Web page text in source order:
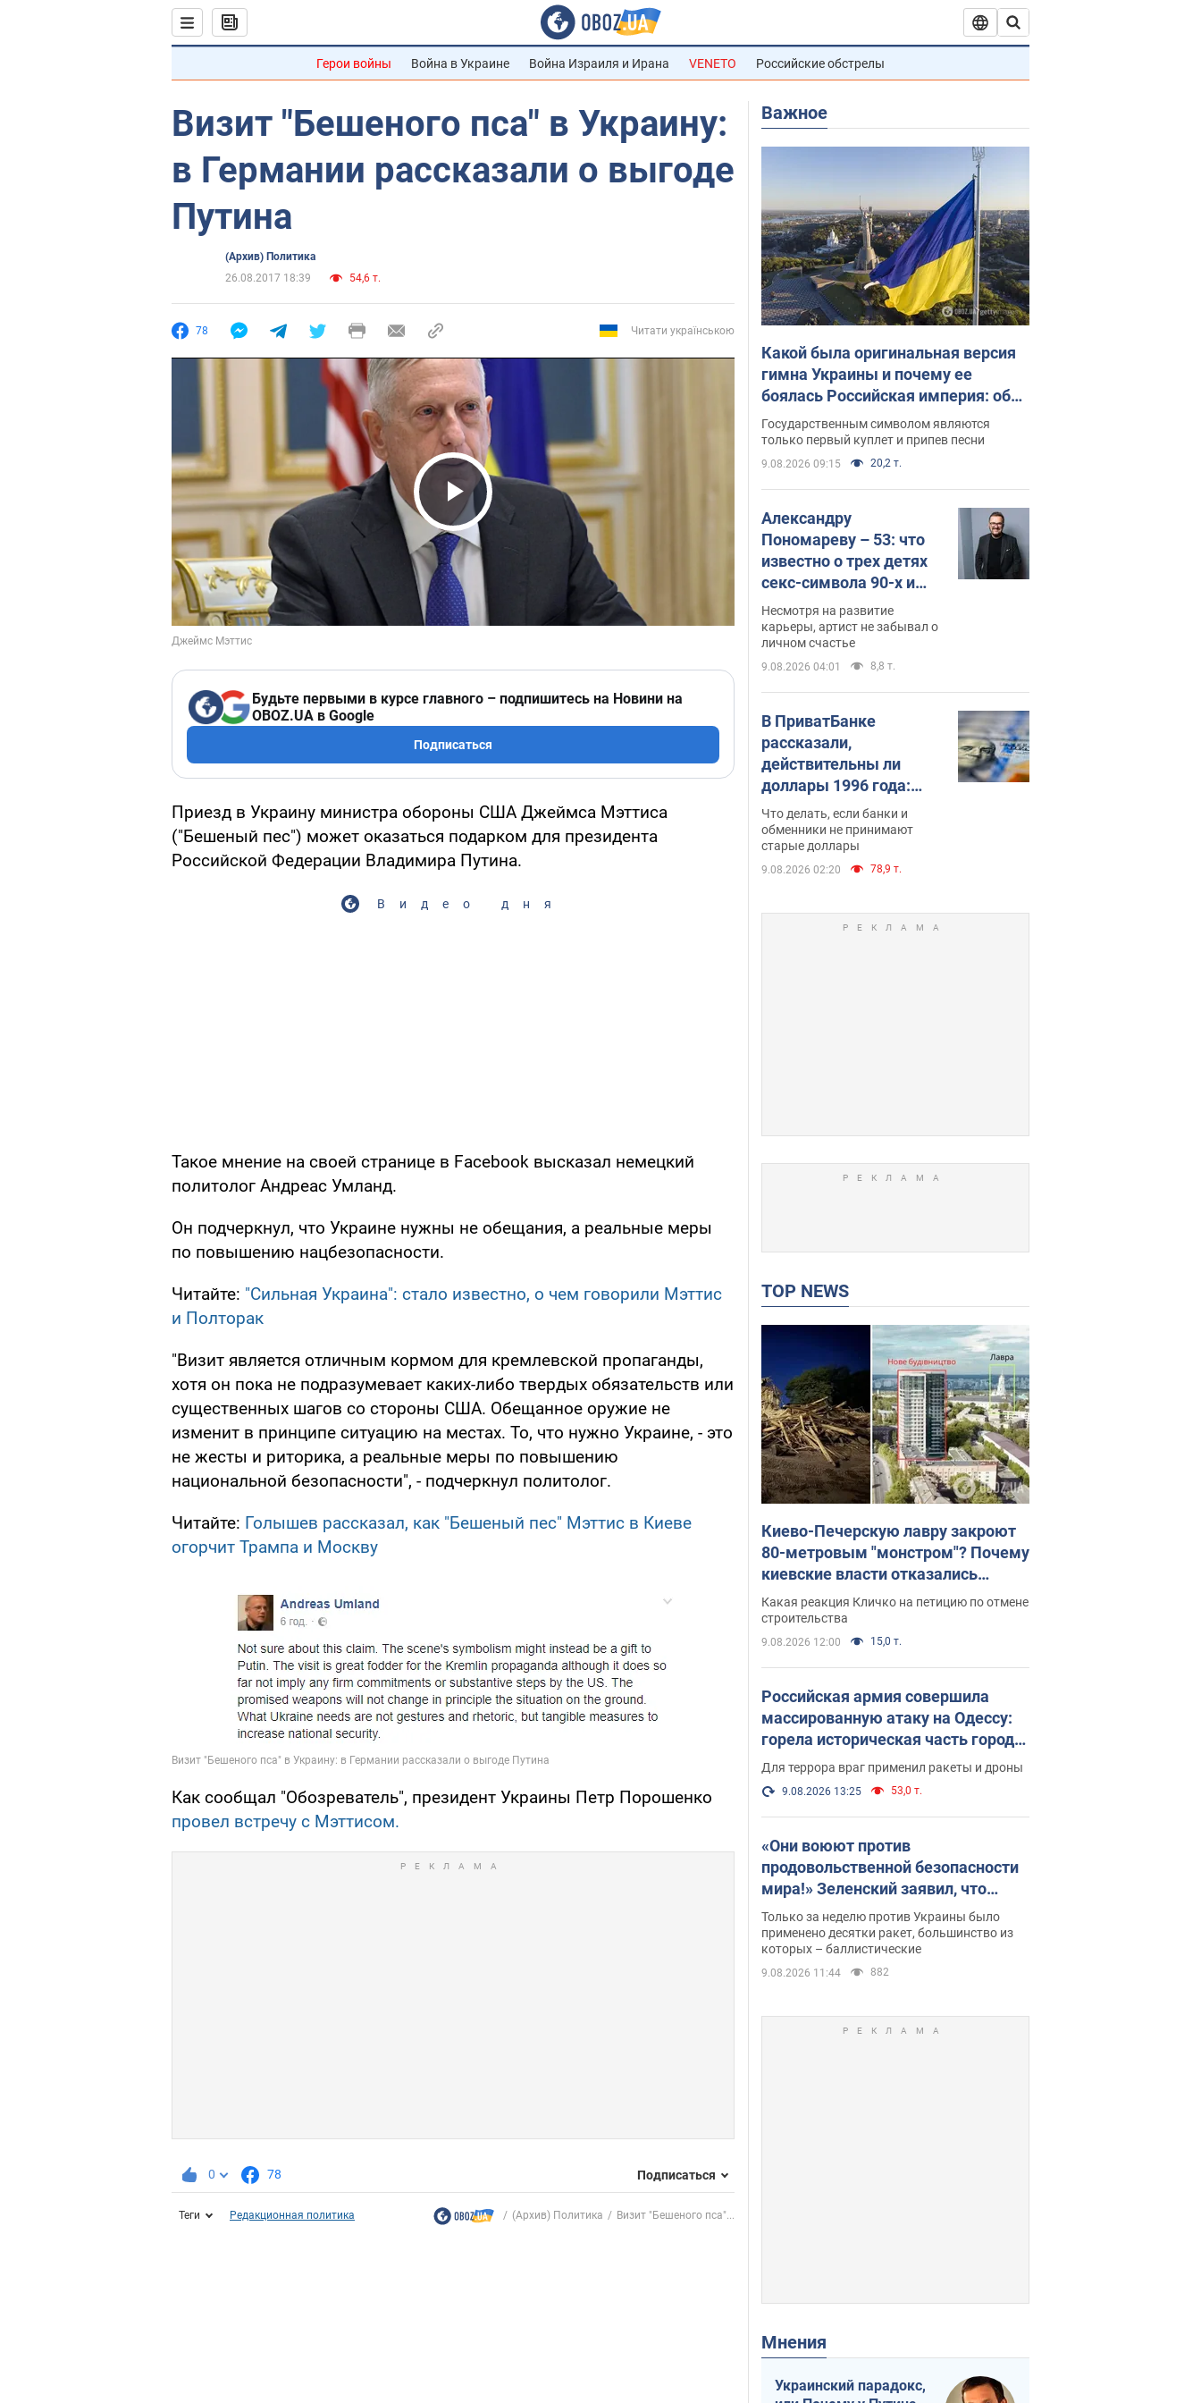
Герои войны Война в Украине Война Израиля и Ирана VENETO Российские обстрелы
Визит "Бешеного пса" в Украину:
в Германии рассказали о выгоде
Путина
(Архив) Политика
26.08.2017 18:39
54,6 т.
78 Читати українською
Play Video
Будьте первыми в курсе главного – подпишитесь на Новини на
OBOZ.UA в Google
Подписаться
Приезд в Украину министра обороны США Джеймса Мэттиса
("Бешеный пес") может оказаться подарком для президента
Российской Федерации Владимира Путина.
Видео дня
Такое мнение на своей странице в Facebook высказал немецкий
политолог Андреас Умланд.
Он подчеркнул, что Украине нужны не обещания, а реальные меры
по повышению нацбезопасности.
Читайте: "Сильная Украина": стало известно, о чем говорили Мэттис
и Полторак
"Визит является отличным кормом для кремлевской пропаганды,
хотя он пока не подразумевает каких-либо твердых обязательств или
существенных шагов со стороны США. Обещанное оружие не
изменит в принципе ситуацию на местах. То, что нужно Украине, - это
не жесты и риторика, а реальные меры по повышению
национальной безопасности", - подчеркнул политолог.
Читайте: Голышев рассказал, как "Бешеный пес" Мэттис в Киеве
огорчит Трампа и Москву
Как сообщал "Обозреватель", президент Украины Петр Порошенко
провел встречу с Мэттисом.
0 78 Подписаться
Теги Редакционная политика (Архив) Политика Визит "Бешеного пса"...
Важное
Какой была оригинальная версия
гимна Украины и почему ее
боялась Российская империя: об
этом не рассказывают в школе
Государственным символом являются
только первый куплет и припев песни
9.08.2026 09:15 20,2 т.
Александру
Пономареву – 53: что
известно о трех детях
секс-символа 90-х и
как они выглядят
Несмотря на развитие
карьеры, артист не забывал о
личном счастье
9.08.2026 04:01 8,8 т.
В ПриватБанке
рассказали,
действительны ли
доллары 1996 года:
принимают ли
обменники и банки
такие купюры
Что делать, если банки и
обменники не принимают
старые доллары
9.08.2026 02:20 78,9 т.
TOP NEWS
Киево-Печерскую лавру закроют
80-метровым "монстром"? Почему
киевские власти отказались
остановить строительство
небоскреба "московского
верующего"
Какая реакция Кличко на петицию по отмене
строительства
9.08.2026 12:00 15,0 т.
Российская армия совершила
массированную атаку на Одессу:
горела историческая часть города,
есть пострадавшие. Фото и видео
Для террора враг применил ракеты и дроны
9.08.2026 13:25 53,0 т.
«Они воюют против
продовольственной безопасности
мира!» Зеленский заявил, что
российская армия вновь
обстреляла порт в Одессе
Только за неделю против Украины было
применено десятки ракет, большинство из
которых – баллистические
9.08.2026 11:44 882
Мнения
Украинский парадокс,